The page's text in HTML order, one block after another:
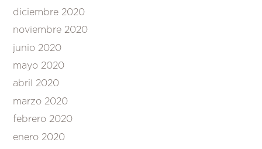
diciembre 2020
noviembre 2020
junio 2020
mayo 2020
abril 2020
marzo 2020
febrero 2020
enero 2020